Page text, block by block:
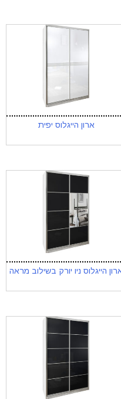
ארון הייגלוס יפית
הייגלוס ניו יורק בשילוב מראה